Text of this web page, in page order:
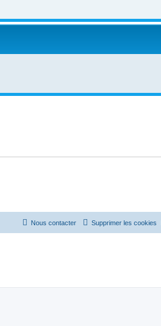
Supprimer les cookies
Nous contacter